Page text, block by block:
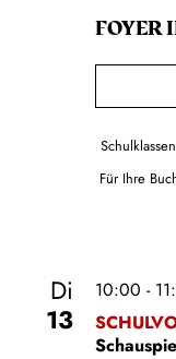
FOYER
Für Ihre
Di
13
10:00 -